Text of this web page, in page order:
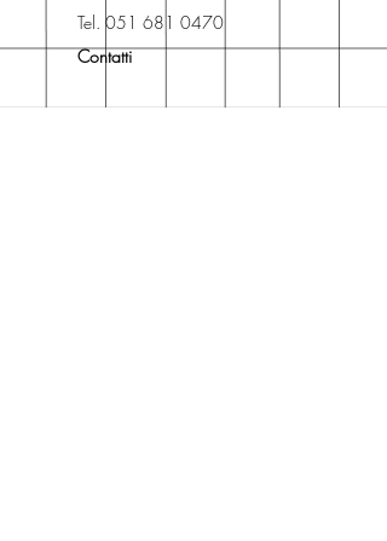
Popolo 3, 40017
San Giovanni in Persiceto (BO).
Tel. 051 681 0470
Contatti